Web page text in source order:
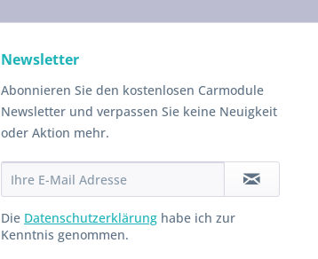
Newsletter
Abonnieren Sie den kostenlosen Carmodule
Newsletter und verpassen Sie keine Neuigkeit
oder Aktion mehr.
Die Datenschutzerklärung habe ich zur
Kenntnis genommen.